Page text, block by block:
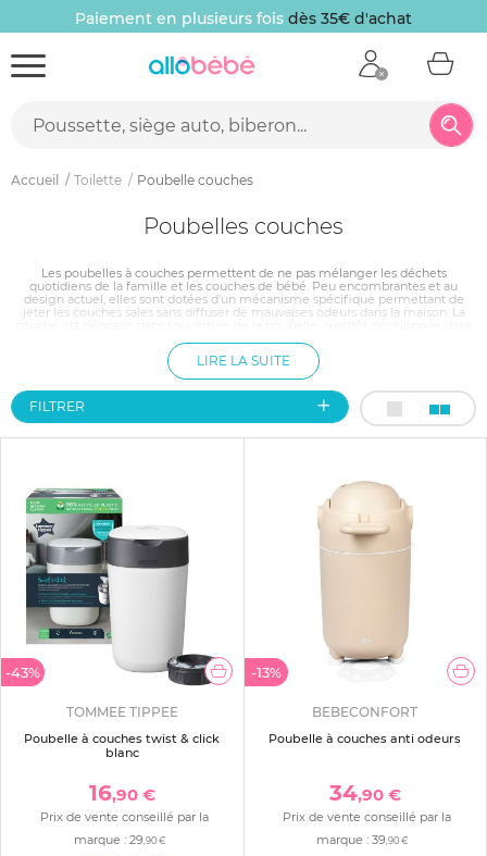
Paiement en plusieurs fois dès 35€ d'achat
Accueil Toilette Poubelle couches
Poubelles couches
Les poubelles à couches permettent de ne pas mélanger les déchets
quotidiens de la famille et les couches de bébé. Peu encombrantes et au
design actuel, elles sont dotées d'un mécanisme spécifique permettant de
jeter les couches sales sans diffuser de mauvaises odeurs dans la maison. La
refermée. Il ne reste plus qu'à vider la poubelle régulièrement, comme vous le
feriez avec une poubelle normale.
LIRE LA SUITE
FILTRER
-43%
TOMMEE TIPPEE
Poubelle à couches twist & click
blanc
16,90 €
Prix de vente conseillé par la
marque : 29 ,90 €
-13%
BEBECONFORT
Poubelle à couches anti odeurs
34,90 €
Prix de vente conseillé par la
marque :39,90 €